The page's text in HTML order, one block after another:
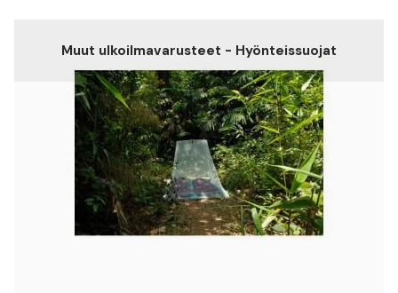
Muut ulkoilmavarusteet - Hyönteissuojat